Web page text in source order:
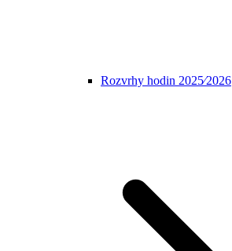
Rozvrhy hodin 2025⁄2026